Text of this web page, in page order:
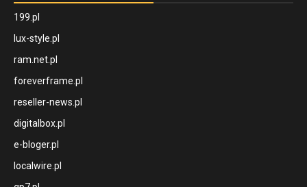
199.pl
lux-style.pl
ram.net.pl
foreverframe.pl
reseller-news.pl
digitalbox.pl
e-bloger.pl
localwire.pl